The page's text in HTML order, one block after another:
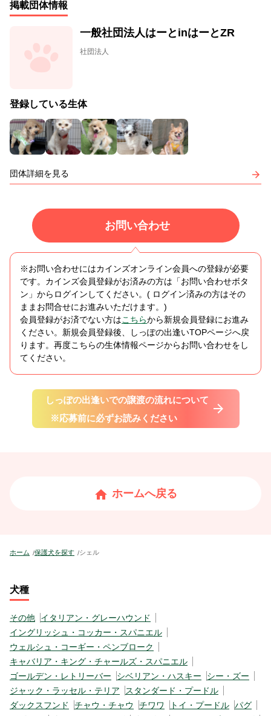
掲載団体情報
一般社団法人はーとinはーとZR
社団法人
登録している生体
団体詳細を見る
お問い合わせ
※お問い合わせにはカインズオンライン会員への登録が必要
です。カインズ会員登録がお済みの方は「お問い合わせボタ
ン」からログインしてください。( ログイン済みの方はその
ままお問合せにお進みいただけます。)
会員登録がお済でない方はこちらから新規会員登録にお進み
ください。新規会員登録後、しっぽの出逢いTOPページへ戻
ります。再度こちらの生体情報ページからお問い合わせをし
てください。
しっぽの出逢いでの譲渡の流れについて
※応募前に必ずお読みください
ホームへ戻る
ホーム 保護犬を探す シェル
犬種
その他
イタリアン・グレーハウンド
イングリッシュ・コッカー・スパニエル
ウェルシュ・コーギー・ペンブローク
キャバリア・キング・チャールズ・スパニエル
ゴールデン・レトリーバー
シベリアン・ハスキー
シー・ズー
ジャック・ラッセル・テリア
スタンダード・プードル
ダックスフンド
チャウ・チャウ チワワ トイ・プードル パグ